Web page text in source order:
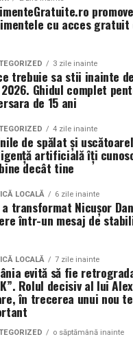
cu acces gratuit
3 zile inainte
trebuie sa stii inainte
Ghidul complet
de 15 ani
4 zile inainte
de spălat și
artificială îți
decât tine
LOCALĂ 6 zile inainte
a transformat Nicușor
într-un mesaj de
LOCALĂ 7 zile inainte
evită să fie
Rolul decisiv al lui
în trecerea unui nou
o săptămână inainte